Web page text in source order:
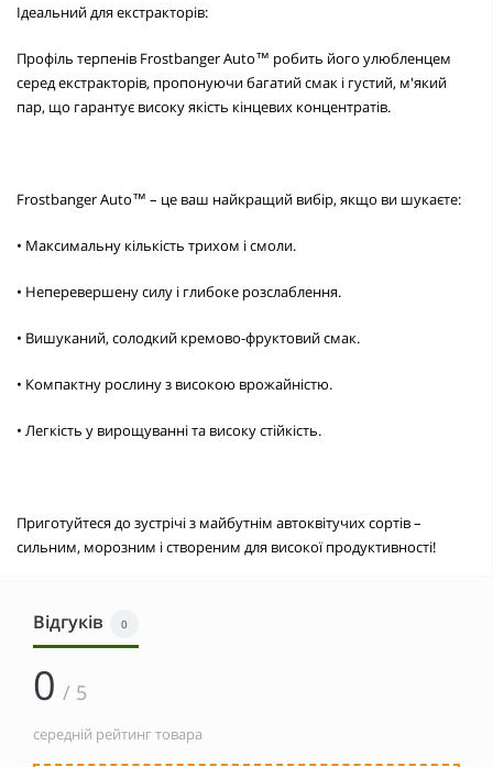
Ідеальний для екстракторів:
Профіль терпенів Frostbanger Auto™ робить його улюбленцем
серед екстракторів, пропонуючи багатий смак і густий, м'який
пар, що гарантує високу якість кінцевих концентратів.
Frostbanger Auto™ – це ваш найкращий вибір, якщо ви шукаєте:
• Максимальну кількість трихом і смоли.
• Неперевершену силу і глибоке розслаблення.
• Вишуканий, солодкий кремово-фруктовий смак.
• Компактну рослину з високою врожайністю.
• Легкість у вирощуванні та високу стійкість.
Приготуйтеся до зустрічі з майбутнім автоквітучих сортів –
сильним, морозним і створеним для високої продуктивності!
Відгуків 0
0 / 5
середній рейтинг товара